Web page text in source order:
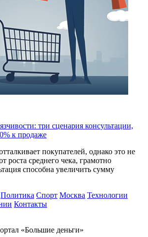
три сценария консультации,
к продаже
покупателей, однако это не
роста среднего чека, грамотно
способна увеличить сумму
Политика Спорт Москва Технологии
Контакты
«Большие деньги»